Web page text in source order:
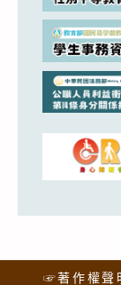
☞著作權聲